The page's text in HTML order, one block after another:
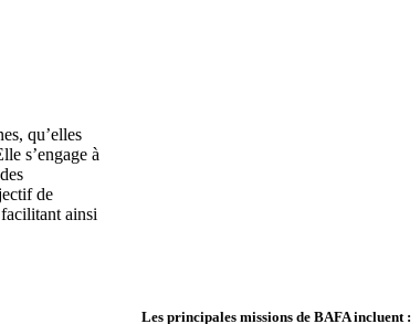
qu’elles
s’engage à
de
ainsi
Les principales missions de BAFA incluent :